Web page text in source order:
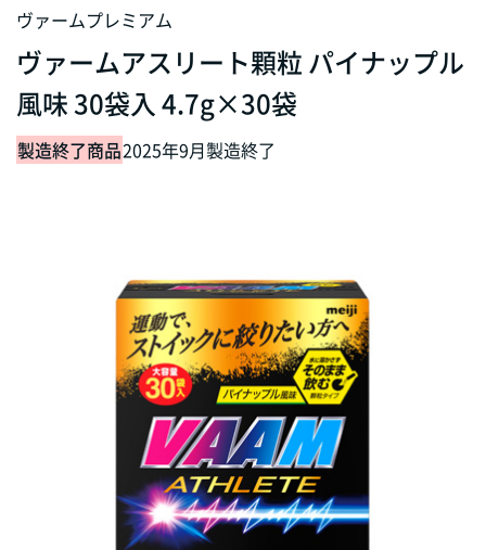
ヴァームプレミアム
ヴァームアスリート顆粒 パイナップル
風味 30袋入 4.7g×30袋
製造終了商品2025年9月製造終了